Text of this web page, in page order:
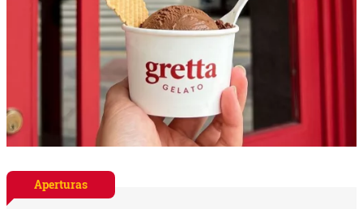
Aperturas